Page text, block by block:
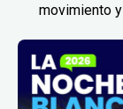
movimiento